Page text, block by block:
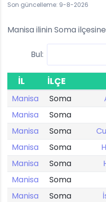
Son güncelleme: 9-8-2026
Manisa ilinin Soma
Bul:
İL İLÇE
Manisa Soma
Manisa
Soma
Manisa
Soma
Manisa
Soma
Manisa
Soma
Manisa
Soma
Manisa
Soma